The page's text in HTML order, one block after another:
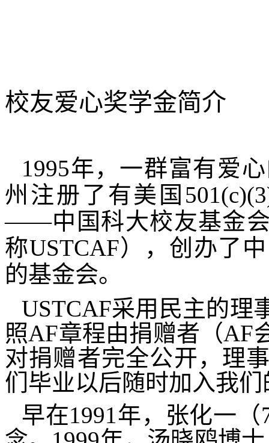
校友爱心奖学金简介
1995年，一群富有爱
州注册了有美国
——中国科大校友基金
称USTCAF），创办了
的基金会。
USTCAF采用民主的理
照AF章程由捐赠者（AF
对捐赠者完全公开，理
们毕业以后随时加入我
早在1991年，张化一（